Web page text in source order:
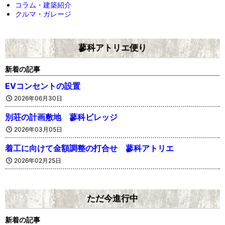
コラム・建築紹介
クルマ・ガレージ
蓼科アトリエ便り
新着の記事
EVコンセントの設置
2026年06月30日
別荘の計画敷地 蓼科ビレッジ
2026年03月05日
着工に向けて金額調整の打合せ 蓼科アトリエ
2026年02月25日
ただ今進行中
新着の記事